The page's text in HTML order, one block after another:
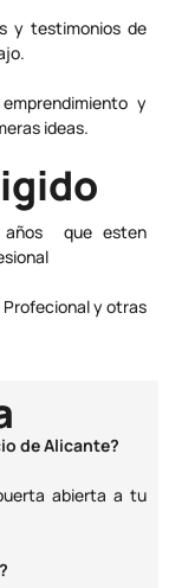
y testimonios de
y
ideas.
años que esten
Profecional y otras
de Alicante?
abierta a tu